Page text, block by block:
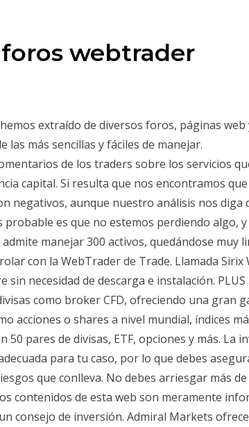
foros webtrader
extraído de diversos foros, páginas
las más sencillas y fáciles de manejar.
de los traders sobre los servicios
capital. Si resulta que nos encontramos
negativos, aunque nuestro análisis nos diga
es que no estemos perdiendo algo, y
manejar 300 activos, quedándose muy
con la WebTrader de Trade. Llamada Sirix
sin necesidad de descarga e instalación.
como broker CFD, ofreciendo una gran
acciones o shares a nivel mundial, índices
50 pares de divisas, ETF, opciones y más. La
para tu caso, por lo que debes
que conlleva. No debes arriesgar más
contenidos de esta web son meramente
consejo de inversión. Admiral Markets